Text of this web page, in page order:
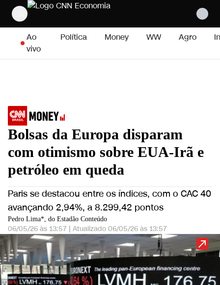
Pular para o conteúdo
Ao
vivo
Política Money WW Agro
Bolsas da Europa disparam
com otimismo sobre EUA-Irã e
petróleo em queda
Paris se destacou entre os índices, com o CAC 40
avançando 2,94%, a 8.299,42 pontos
Pedro Lima*, do Estadão Conteúdo
06/05/26 às 13:57 | Atualizado 06/05/26 às 13:57